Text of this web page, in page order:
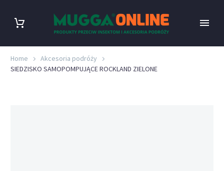
Home
Akcesoria podróży
SIEDZISKO SAMOPOMPUJĄCE ROCKLAND ZIELONE